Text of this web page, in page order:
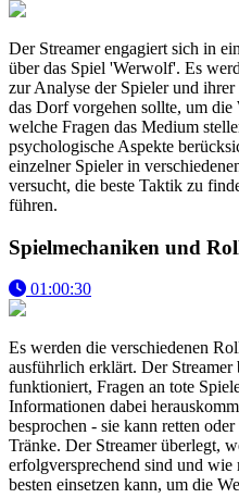
Der Streamer engagiert sich in
über das Spiel 'Werwolf'. Es
zur Analyse der Spieler und
das Dorf vorgehen sollte, um
welche Fragen das Medium
psychologische Aspekte
einzelner Spieler in
versucht, die beste Taktik zu
führen.
Spielmechaniken und
01:00:30
Es werden die verschiedenen
ausführlich erklärt. Der
funktioniert, Fragen an tote
Informationen dabei
besprochen - sie kann retten
Tränke. Der Streamer überlegt,
erfolgversprechend sind und wie
besten einsetzen kann, um die